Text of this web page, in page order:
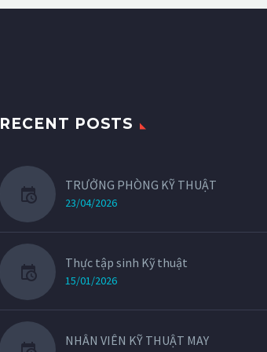
RECENT POSTS
TRƯỞNG PHÒNG KỸ THUẬT
23/04/2026
Thực tập sinh Kỹ thuật
15/01/2026
NHÂN VIÊN KỸ THUẬT MAY